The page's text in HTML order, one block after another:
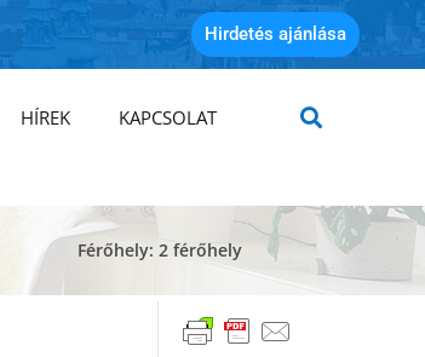
Hirdetés ajánlása
HÍREK KAPCSOLAT
Férőhely: 2 férőhely